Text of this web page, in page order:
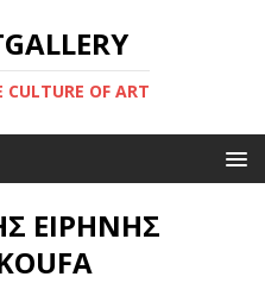
CULTURE OF ART
ΕΙΡΗΝΗΣ